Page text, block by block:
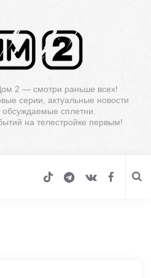
2 — смотри раньше всех!
серии, актуальные новости
сплетни.
на телестройке первым!